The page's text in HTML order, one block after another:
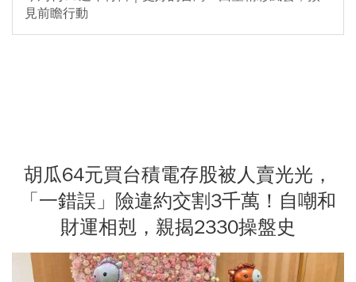
見前瞻行動
胡瓜64元買台積電存股被人賣光光，
「一錯誤」險違約交割3千萬！自嘲和
財運相剋，親揭2330操盤史